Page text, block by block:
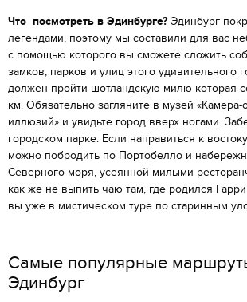
Что посмотреть в Эдинбурге? Эдинбург
легендами, поэтому мы составили для вас
с помощью которого вы сможете сложить
замков, парков и улиц этого удивительного
должен пройти шотландскую милю которая
км. Обязательно загляните в музей
иллюзий» и увидьте город вверх ногами.
городском парке. Если направиться к
можно побродить по Портобелло и
Северного моря, усеянной милыми
как же не выпить чаю там, где родился
вы уже в мистическом туре по старинным
Самые популярные
Эдинбург